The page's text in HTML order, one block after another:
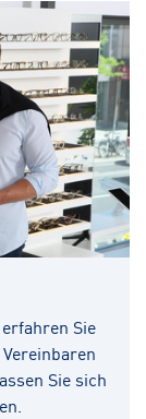
Sie
Sie sich